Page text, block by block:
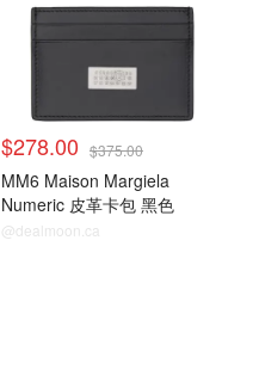
$278.00 $375.00
MM6 Maison Margiela
Numeric 皮革卡包 黑色
@dealmoon.ca